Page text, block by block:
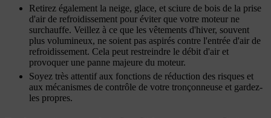
Retirez également la neige, glace, et sciure de bois de la prise
d'air de refroidissement pour éviter que votre moteur ne
surchauffe. Veillez à ce que les vêtements d'hiver, souvent
plus volumineux, ne soient pas aspirés contre l'entrée d'air de
refroidissement. Cela peut restreindre le débit d'air et
provoquer une panne majeure du moteur.
Soyez très attentif aux fonctions de réduction des risques et
aux mécanismes de contrôle de votre tronçonneuse et gardez-
les propres.